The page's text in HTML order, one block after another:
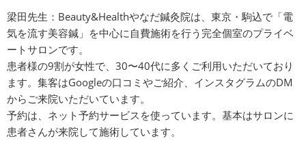
梁田先生：Beauty&Healthやなだ鍼灸院は、東京・駒込で「電
気を流す美容鍼」を中心に自費施術を行う完全個室のプライベ
ートサロンです。
患者様の9割が女性で、30〜40代に多くご利用いただいており
ます。集客はGoogleの口コミやご紹介、インスタグラムのDM
からご来院いただいています。
予約は、ネット予約サービスを使っています。基本はサロンに
患者さんが来院して施術しています。